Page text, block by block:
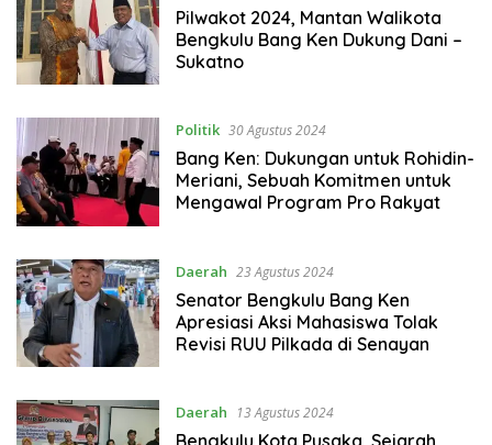
Pilwakot 2024, Mantan Walikota
Bengkulu Bang Ken Dukung Dani –
Sukatno
Politik 30 Agustus 2024
Bang Ken: Dukungan untuk Rohidin-
Meriani, Sebuah Komitmen untuk
Mengawal Program Pro Rakyat
Daerah 23 Agustus 2024
Senator Bengkulu Bang Ken
Apresiasi Aksi Mahasiswa Tolak
Revisi RUU Pilkada di Senayan
Daerah 13 Agustus 2024